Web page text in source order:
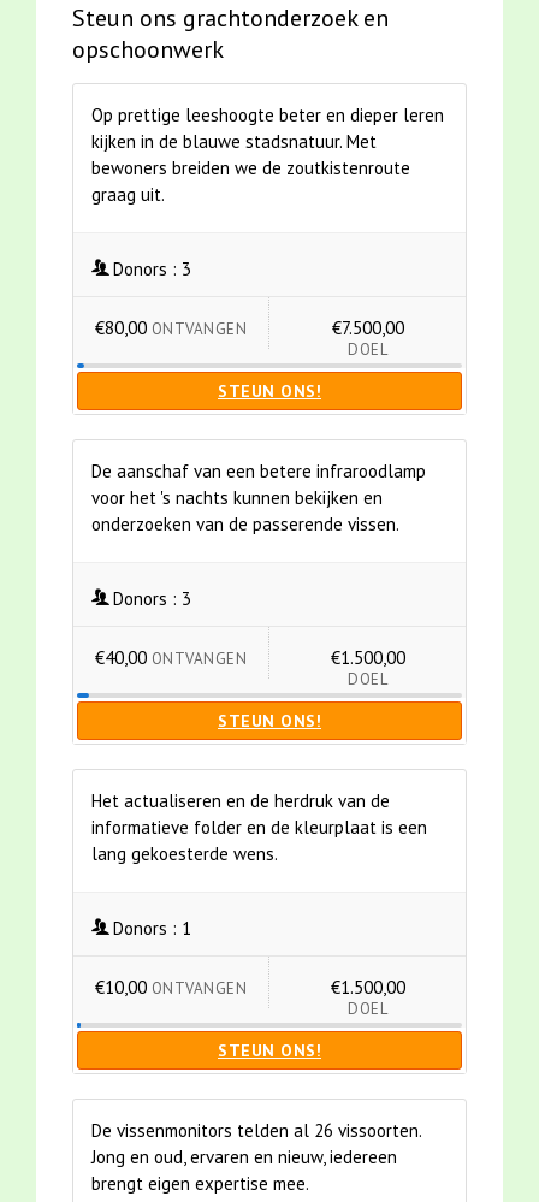
Steun ons grachtonderzoek en
opschoonwerk
Op prettige leeshoogte beter en dieper leren
kijken in de blauwe stadsnatuur. Met
bewoners breiden we de zoutkistenroute
graag uit.
Donors : 3
€80,00 ONTVANGEN €7.500,00
DOEL
STEUN ONS!
De aanschaf van een betere infraroodlamp
voor het 's nachts kunnen bekijken en
onderzoeken van de passerende vissen.
Donors : 3
€40,00 ONTVANGEN €1.500,00
DOEL
STEUN ONS!
Het actualiseren en de herdruk van de
informatieve folder en de kleurplaat is een
lang gekoesterde wens.
Donors : 1
€10,00 ONTVANGEN €1.500,00
DOEL
STEUN ONS!
De vissenmonitors telden al 26 vissoorten.
Jong en oud, ervaren en nieuw, iedereen
brengt eigen expertise mee.